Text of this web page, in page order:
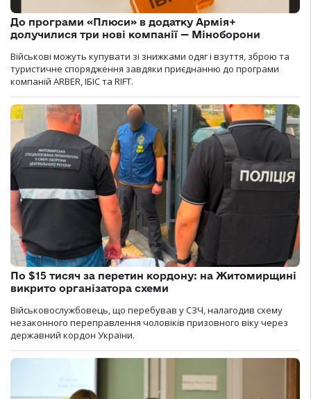
До програми «Плюси» в додатку Армія+
долучилися три нові компанії — Міноборони
Військові можуть купувати зі знижками одяг і взуття, зброю та
туристичне спорядження завдяки приєднанню до програми
компаній ARBER, ІБІС та RIFT.
По $15 тисяч за перетин кордону: на Житомирщині
викрито організатора схеми
Військовослужбовець, що перебував у СЗЧ, налагодив схему
незаконного переправлення чоловіків призовного віку через
державний кордон України.